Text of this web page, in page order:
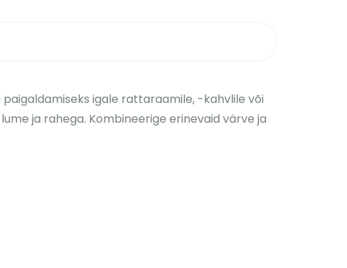
igale rattaraamile, -kahvlile või
ja rahega. Kombineerige erinevaid värve ja